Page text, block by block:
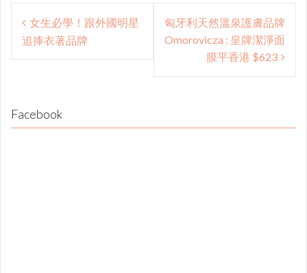
Post
navigation
女生必學！跟外國明星
追捧衣著品牌
匈牙利天然溫泉護膚品牌
Omorovicza : 皇牌潔淨面
膜平香港 $623
Facebook